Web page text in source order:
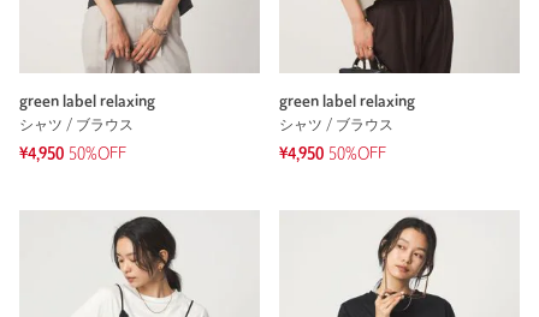
green label relaxing
シャツ / ブラウス
¥4,950 50%OFF
green label relaxing
シャツ / ブラウス
¥4,950 50%OFF